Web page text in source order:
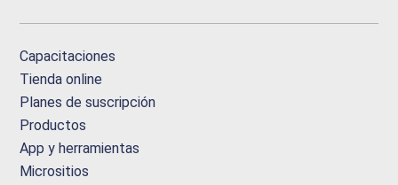
Capacitaciones
Tienda online
Planes de suscripción
Productos
App y herramientas
Micrositios